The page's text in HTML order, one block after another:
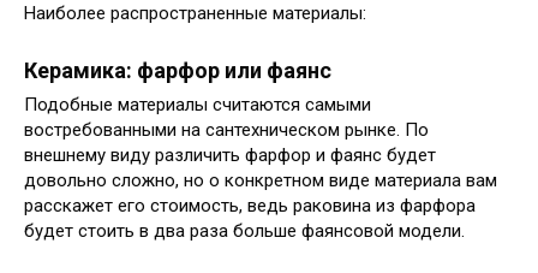
Наиболее распространенные материалы:
Керамика: фарфор или фаянс
Подобные материалы считаются самыми
востребованными на сантехническом рынке. По
внешнему виду различить фарфор и фаянс будет
довольно сложно, но о конкретном виде материала вам
расскажет его стоимость, ведь раковина из фарфора
будет стоить в два раза больше фаянсовой модели.